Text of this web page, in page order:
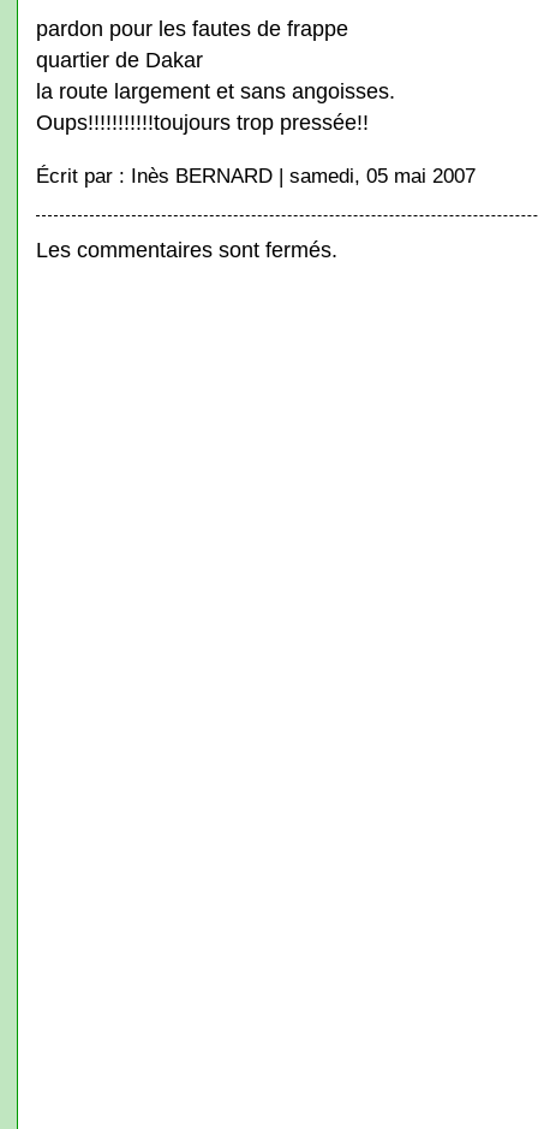
pardon pour les fautes de frappe
quartier de Dakar
la route largement et sans angoisses.
Oups!!!!!!!!!!!toujours trop pressée!!
Écrit par : Inès BERNARD | samedi, 05 mai 2007
Les commentaires sont fermés.